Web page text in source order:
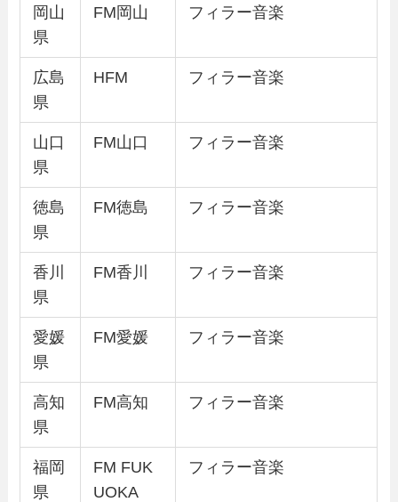
岡山
県
FM岡山 フィラー音楽
広島
県
HFM フィラー音楽
山口
県
FM山口 フィラー音楽
徳島
県
FM徳島 フィラー音楽
香川
県
FM香川 フィラー音楽
愛媛
県
FM愛媛 フィラー音楽
高知
県
FM高知 フィラー音楽
福岡
県
FM FUK
UOKA
フィラー音楽